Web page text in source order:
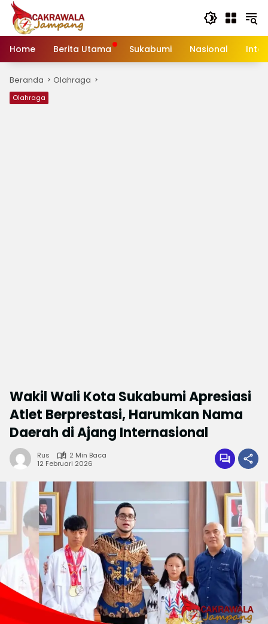
Langsung
konten
Home
Berita Utama Sukabumi Nasional
Beranda Olahraga
Olahraga
Wakil Wali Kota Sukabumi Apresiasi
Atlet Berprestasi, Harumkan Nama
Daerah di Ajang Internasional
Rus
2 Min Baca
12 Februari 2026